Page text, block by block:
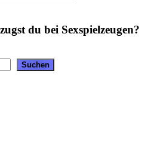
du bei Sexspielzeugen?
Suchen